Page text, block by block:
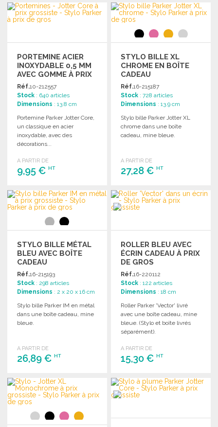
COMMANDER
Demander un devis
COMMANDER
Demander un devis
PORTEMINE ACIER
INOXYDABLE 0,5 MM
AVEC GOMME À PRIX
GROSSISTE
Réf.10-212557
Stock : 640 articles
Dimensions : 13.8 cm
Portemine Parker Jotter Core,
un classique en acier
inoxydable, avec des
décorations...
A PARTIR DE
9,95 € HT
COMMANDER
Demander un devis
STYLO BILLE XL
CHROME EN BOÎTE
CADEAU
Réf.16-215187
Stock : 728 articles
Dimensions : 13.9 cm
Stylo bille Parker Jotter XL
chrome dans une boîte
cadeau, mine bleue.
A PARTIR DE
27,28 €HT
COMMANDER
Demander un devis
STYLO BILLE MÉTAL
BLEU AVEC BOÎTE
CADEAU
Réf.16-215193
Stock : 298 articles
Dimensions : 2 x 20 x 16 cm
Stylo bille Parker IM en métal
dans une boîte cadeau, mine
bleue.
A PARTIR DE
26,89 € HT
COMMANDER
Demander un devis
ROLLER BLEU AVEC
ÉCRIN CADEAU À PRIX
DE GROS
Réf.16-220112
Stock : 122 articles
Dimensions : 18 cm
Roller Parker 'Vector' livré
avec une boîte cadeau, mine
bleue. (Stylo et boîte livrés
séparément).
A PARTIR DE
15,30 €HT
COMMANDER
Demander un devis